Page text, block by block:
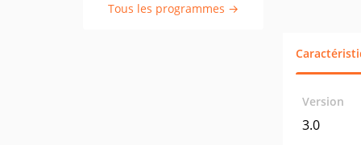
Tous les programmes →
Version
3.0